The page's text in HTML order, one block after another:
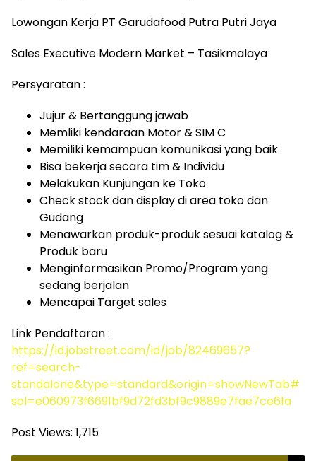
Lowongan Kerja PT Garudafood Putra Putri Jaya
Sales Executive Modern Market – Tasikmalaya
Persyaratan :
Jujur & Bertanggung jawab
Memliki kendaraan Motor & SIM C
Memiliki kemampuan komunikasi yang baik
Bisa bekerja secara tim & Individu
Melakukan Kunjungan ke Toko
Check stock dan display di area toko dan
Gudang
Menawarkan produk-produk sesuai katalog &
Produk baru
Menginformasikan Promo/Program yang
sedang berjalan
Mencapai Target sales
Link Pendaftaran :
https://id.jobstreet.com/id/job/82469657?
ref=search-
standalone&type=standard&origin=showNewTab#
sol=e060973f6691bf9d72fd3bf9c9889e7fae7ce61a
Post Views: 1,715